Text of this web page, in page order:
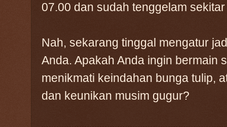
07.00 dan sudah tenggelam
Nah, sekarang tinggal mengatur
Anda. Apakah Anda ingin bermain
menikmati keindahan bunga tulip,
dan keunikan musim gugur?